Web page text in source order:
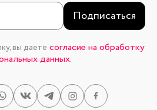
Подписаться
вы даете согласие на обработку
данных.